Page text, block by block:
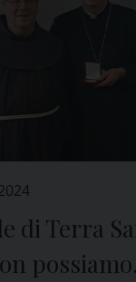
di Terra
possiamo